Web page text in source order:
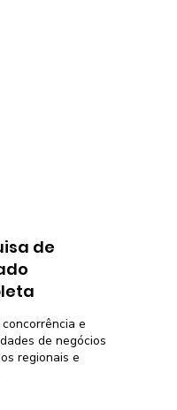
de
e
de negócios
regionais e